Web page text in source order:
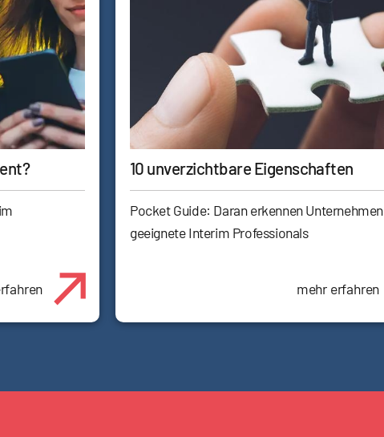
10 unverzichtbare Eigenschaften
Pocket Guide: Daran erkennen Unternehmen
geeignete Interim Professionals
mehr erfahren